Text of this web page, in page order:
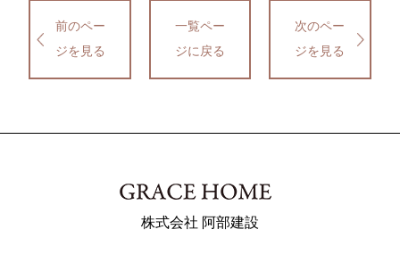
前のペー
ジを見る
一覧ペー
ジに戻る
次のペー
ジを見る
株式会社 阿部建設